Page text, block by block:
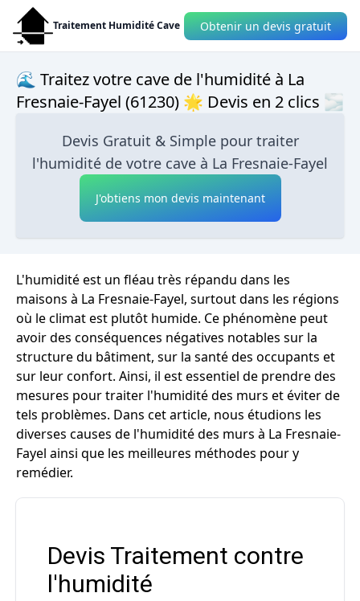
Traitement Humidité Cave Obtenir un devis gratuit
🌊 Traitez votre cave de l'humidité à La
Fresnaie-Fayel (61230) 🌟 Devis en 2 clics 🌫
Devis Gratuit & Simple pour traiter
l'humidité de votre cave à La Fresnaie-Fayel
J'obtiens mon devis maintenant
L'humidité est un fléau très répandu dans les
maisons à La Fresnaie-Fayel, surtout dans les régions
où le climat est plutôt humide. Ce phénomène peut
avoir des conséquences négatives notables sur la
structure du bâtiment, sur la santé des occupants et
sur leur confort. Ainsi, il est essentiel de prendre des
mesures pour traiter l'humidité des murs et éviter de
tels problèmes. Dans cet article, nous étudions les
diverses causes de l'humidité des murs à La Fresnaie-
Fayel ainsi que les meilleures méthodes pour y
remédier.
Devis Traitement contre
l'humidité